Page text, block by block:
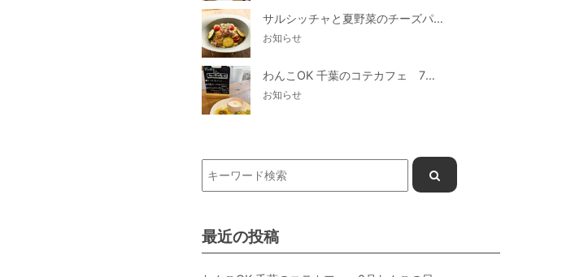
サルシッチャと夏野菜のチーズパスタ期間限定新メニュー登場！
お知らせ
わんこOK 千葉のコテカフェ 7月わんこの日 白身魚とカラフルやさいのオムレツ
お知らせ
最近の投稿